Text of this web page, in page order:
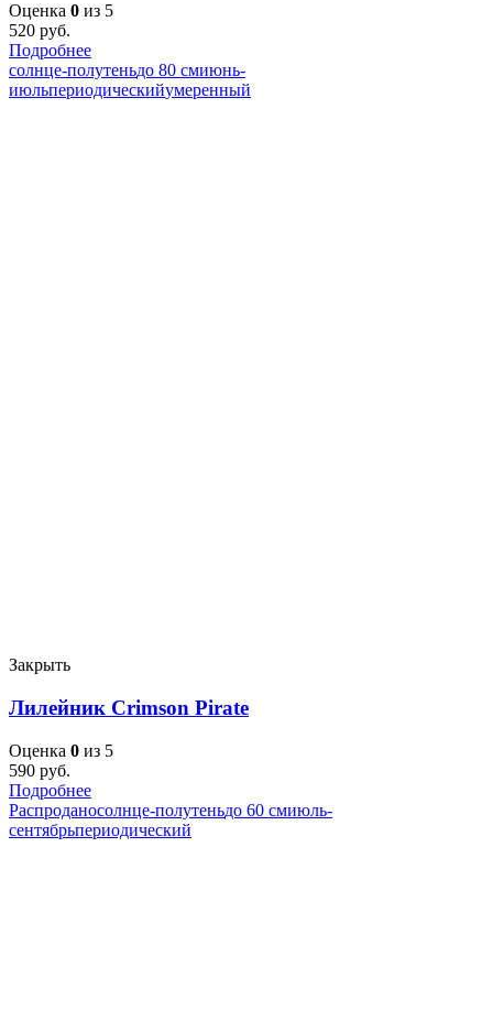
Оценка 0 из 5
520 руб.
Подробнее
солнце-полутеньдо 80 смиюнь-
июльпериодическийумеренный
Закрыть
Лилейник Crimson Pirate
Оценка 0 из 5
590 руб.
Подробнее
Распроданосолнце-полутеньдо 60 смиюль-
сентябрьпериодический